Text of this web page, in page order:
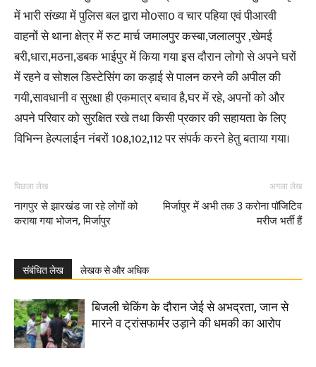
में भारी संख्या में पुलिस बल द्वारा मो0सा0 व चार पहिया एवं पीआरवी
वाहनों से थाना क्षेत्र में रुट मार्च जमालपुर कस्बा,जलालपुर ,खेमई
बरी,धारा,मठना,डबक भाईपुर में किया गया इस दौरान लोगो से अपने घरों
में रहने व सोशल डिस्टेसिंग का कड़ाई से पालन करने की अपील की
गयी,सावधानी व सुरक्षा ही एकमात्र बचाव है,घर में रहे, अपनों को और
अपने परिवार को सुरक्षित रखे तथा किसी प्रकार की सहायता के लिए
विभिन्न हेल्पलाईन नंबरों 108,102,112 पर संपर्क करने हेतु बताया गया।
पिछला लेख
नागपुर से झारखंड जा रहे लोगों को
कराया गया भोजन, मिर्जापुर
अगला लेख
मिर्जापुर में अभी तक 3 करोना पॉजिटिव
मरीज भर्ती हैं
संबंधित लेख लेखक से और अधिक
बिजली चेकिंग के दौरान जेई से अभद्रता, जान से
मारने व ट्रांसफार्मर उड़ाने की धमकी का आरोप